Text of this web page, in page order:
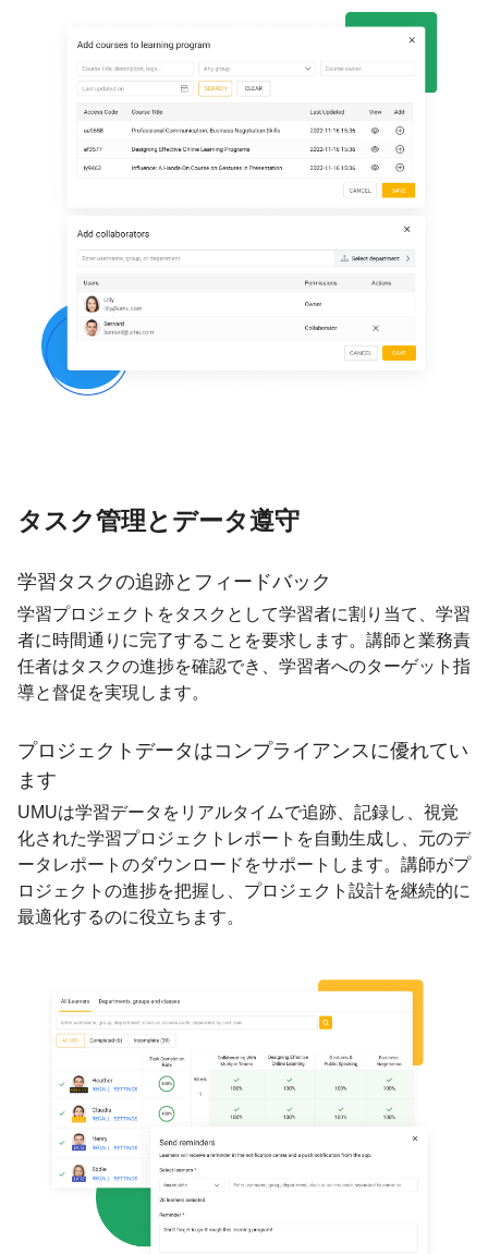
タスク管理とデータ遵守
学習タスクの追跡とフィードバック
学習プロジェクトをタスクとして学習者に割り当て、学習
者に時間通りに完了することを要求します。講師と業務責
任者はタスクの進捗を確認でき、学習者へのターゲット指
導と督促を実現します。
プロジェクトデータはコンプライアンスに優れてい
ます
UMUは学習データをリアルタイムで追跡、記録し、視覚
化された学習プロジェクトレポートを自動生成し、元のデ
ータレポートのダウンロードをサポートします。講師がプ
ロジェクトの進捗を把握し、プロジェクト設計を継続的に
最適化するのに役立ちます。